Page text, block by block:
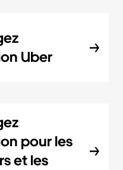
Uber
pour les
et les